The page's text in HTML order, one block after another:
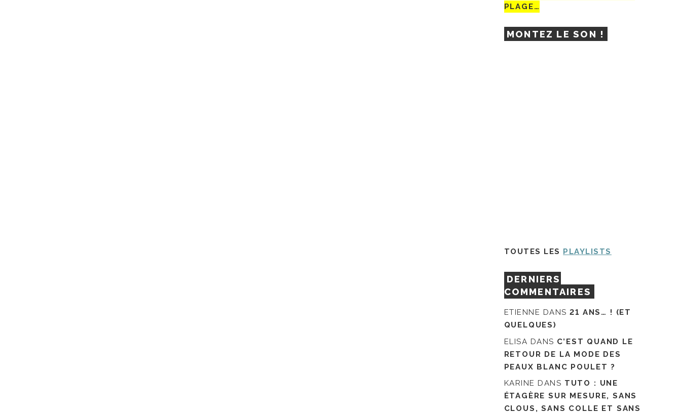
PLAGE…
MONTEZ LE SON !
TOUTES LES PLAYLISTS
DERNIERS
COMMENTAIRES
ETIENNE DANS21 ANS… ! (ET
QUELQUES)
ELISA DANS C’EST QUAND LE
RETOUR DE LA MODE DES
PEAUX BLANC POULET ?
KARINE DANS TUTO : UNE
ÉTAGÈRE SUR MESURE, SANS
CLOUS, SANS COLLE ET SANS